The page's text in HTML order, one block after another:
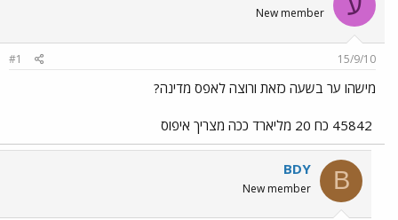
ח
ה
ו
ש
א
ס
ם
ר
New member
15/9/10
#1
מישהו ער בשעה כזאת ורוצה לאפס מדינה?
B
BDY
New member